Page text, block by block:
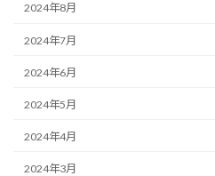
2024年8月
2024年7月
2024年6月
2024年5月
2024年4月
2024年3月